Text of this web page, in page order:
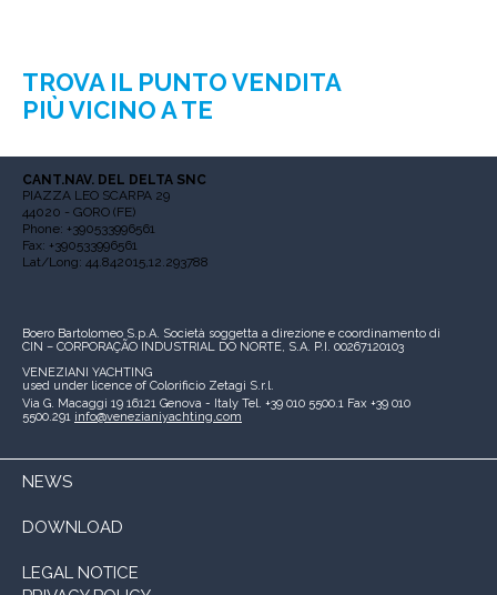
TROVA IL PUNTO VENDITA
PIÙ VICINO A TE
CANT.NAV. DEL DELTA SNC
PIAZZA LEO SCARPA 29
44020 - GORO (FE)
Phone: +390533996561
Fax: +390533996561
Lat/Long: 44.842015,12.293788
Boero Bartolomeo S.p.A. Società soggetta a direzione e coordinamento di
CIN – CORPORAÇÃO INDUSTRIAL DO NORTE, S.A. P.I. 00267120103
VENEZIANI YACHTING
used under licence of Colorificio Zetagi S.r.l.
Via G. Macaggi 19 16121 Genova - Italy Tel. +39 010 5500.1 Fax +39 010
5500.291 info@venezianiyachting.com
NEWS
DOWNLOAD
LEGAL NOTICE